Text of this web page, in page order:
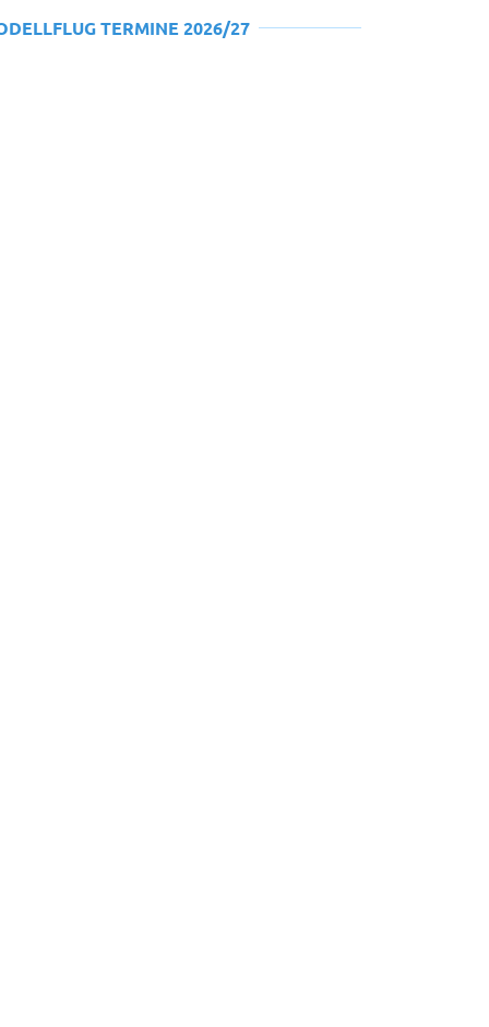
TERMINE 2026/27